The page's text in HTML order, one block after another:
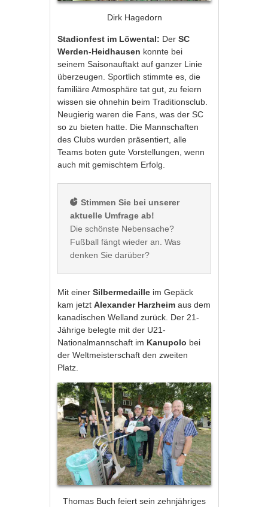
Dirk Hagedorn
Stadionfest im Löwental: DerSC
Werden-Heidhausen konnte bei
seinem Saisonauftakt auf ganzer Linie
überzeugen. Sportlich stimmte es, die
familiäre Atmosphäre tat gut, zu feiern
wissen sie ohnehin beim Traditionsclub.
Neugierig waren die Fans, was der SC
so zu bieten hatte. Die Mannschaften
des Clubs wurden präsentiert, alle
Teams boten gute Vorstellungen, wenn
auch mit gemischtem Erfolg.
Stimmen Sie bei unserer
aktuelle Umfrage ab!
Die schönste Nebensache?
Fußball fängt wieder an. Was
Mit einerSilbermedaille im Gepäck
kam jetztAlexander Harzheim aus dem
kanadischen Welland zurück. Der 21-
Jährige belegte mit der U21-
Nationalmannschaft im Kanupolo bei
der Weltmeisterschaft den zweiten
Platz.
Thomas Buch feiert sein zehnjähriges